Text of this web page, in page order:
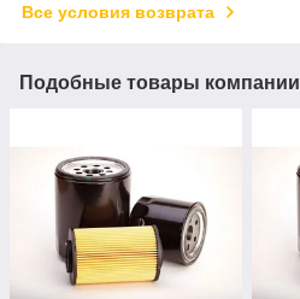
Все условия возврата
Подобные товары компании